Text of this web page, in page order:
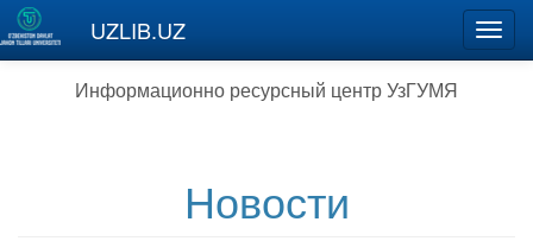
Перейти к основному содержанию
UZLIB.UZ
Информационно ресурсный центр УзГУМЯ
Новости